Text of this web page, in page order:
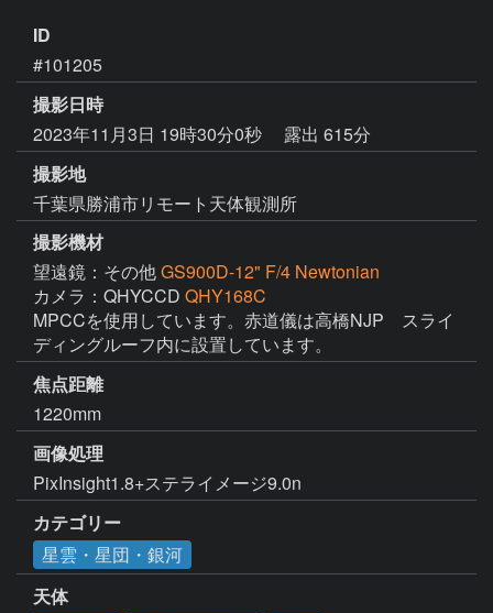
ID
#101205
撮影日時
2023年11月3日 19時30分0秒
露出 615分
撮影地
千葉県勝浦市リモート天体観測所
撮影機材
望遠鏡：その他GS900D-12" F/4 Newtonian
カメラ：QHYCCD QHY168C
MPCCを使用しています。赤道儀は高橋NJP　スライ
ディングルーフ内に設置しています。
焦点距離
1220mm
画像処理
PixInsight1.8+ステライメージ9.0n
カテゴリー
星雲・星団・銀河
天体